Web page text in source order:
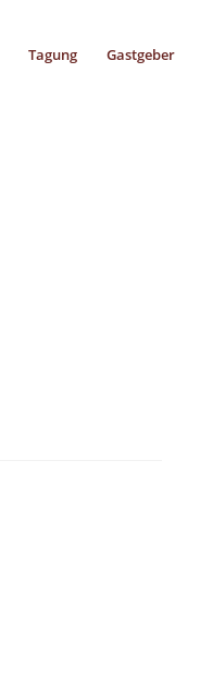
Tagung Gastgeber